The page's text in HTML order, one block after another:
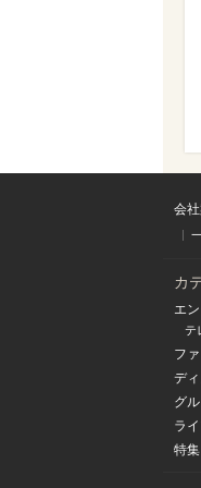
会
カ
エ
テ
フ
デ
グ
ラ
特集